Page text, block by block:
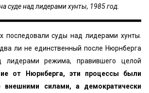
суде над лидерами хунты, 1985 год.
последовали суды над лидерами хунты.
ли не единственный после Нюрнберга
лидерами режима, правившего целой
от Нюрнберга, эти процессы были
внешними силами, а демократически